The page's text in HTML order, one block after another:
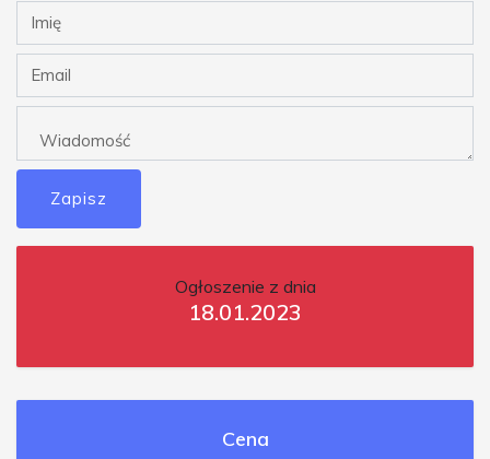
Zapisz
Ogłoszenie z dnia
18.01.2023
Cena